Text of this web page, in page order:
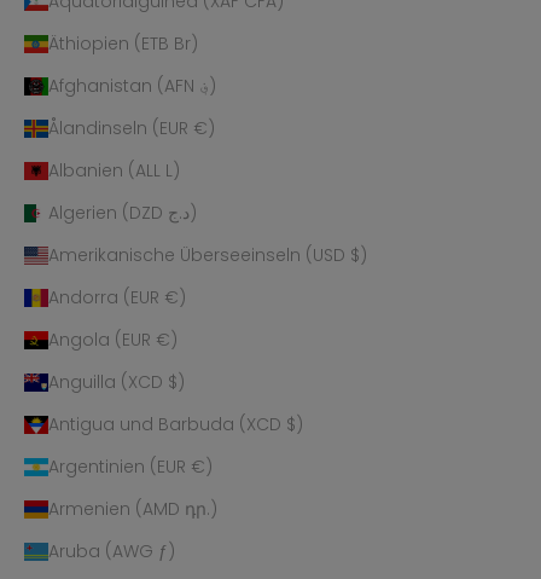
Äthiopien (ETB Br)
Afghanistan (AFN ؋)
Ålandinseln (EUR €)
Albanien (ALL L)
Algerien (DZD د.ج)
Amerikanische Überseeinseln (USD $)
Andorra (EUR €)
Angola (EUR €)
Anguilla (XCD $)
Antigua und Barbuda (XCD $)
Argentinien (EUR €)
Armenien (AMD դր.)
Aruba (AWG ƒ)